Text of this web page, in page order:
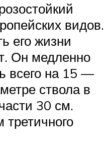
видов.
его жизни
Он медленно
всего на 15 —
ствола в
30 см.
третичного